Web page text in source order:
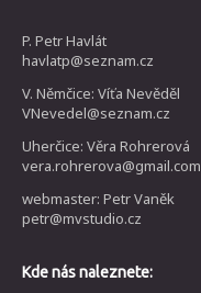
P. Petr Havlát
havlatp@seznam.cz
V. Němčice: Víťa Nevěděl
VNevedel@seznam.cz
Uherčice: Věra Rohrerová
vera.rohrerova@gmail.com
webmaster: Petr Vaněk
petr@mvstudio.cz
Kde nás naleznete: